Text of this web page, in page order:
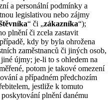
a personální podmínky a
legislativou nebo zájmy
“ či „zákazníka“);
plnění či zcela zastavit
kdy by byla ohrožena
zaměstnanců či jiných osob,
újmy; je-li to s ohledem na
potom je takové omezení
a případném předchozím
jestliže k tomuto
plnění danému